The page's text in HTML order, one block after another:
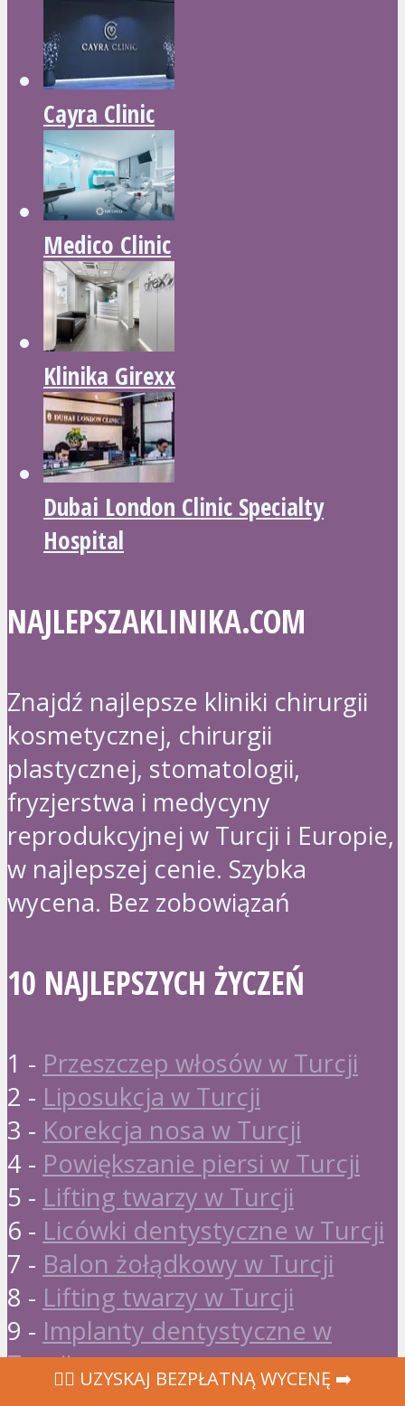
Cayra Clinic
Medico Clinic
Klinika Girexx
Dubai London Clinic Specialty
Hospital
NAJLEPSZAKLINIKA.COM
Znajdź najlepsze kliniki chirurgii
kosmetycznej, chirurgii
plastycznej, stomatologii,
fryzjerstwa i medycyny
reprodukcyjnej w Turcji i Europie,
w najlepszej cenie. Szybka
wycena. Bez zobowiązań
10 NAJLEPSZYCH ŻYCZEŃ
1 - Przeszczep włosów w Turcji
2 - Liposukcja w Turcji
3 - Korekcja nosa w Turcji
4 - Powiększanie piersi w Turcji
5 - Lifting twarzy w Turcji
6 - Licówki dentystyczne w Turcji
7 - Balon żołądkowy w Turcji
8 - Lifting twarzy w Turcji
9 - Implanty dentystyczne w
Turcji
Plastyka powiek w Turcji
‍👩‍⚕ UZYSKAJ BEZPŁATNĄ WYCENĘ ➡️